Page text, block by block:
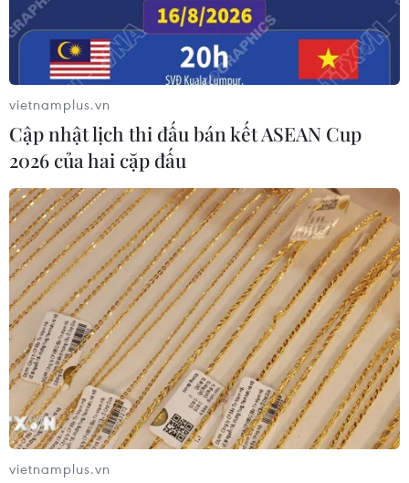
vietnamplus.vn
Cập nhật lịch thi đấu bán kết ASEAN Cup
2026 của hai cặp đấu
vietnamplus.vn